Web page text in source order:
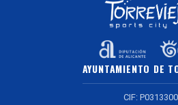
AYUNTAMIENTO DE
CIF: